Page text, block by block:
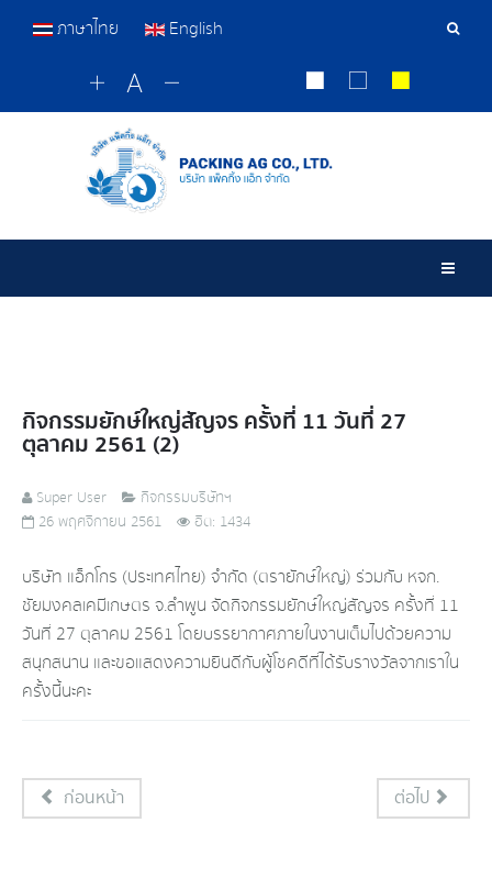
เครื่อ
ภาษาไทย English
กิจกรรมยักษ์ใหญ่สัญจร ครั้งที่ 11 วันที่ 27
ตุลาคม 2561 (2)
Super User
กิจกรรมบริษัทฯ
26 พฤศจิกายน 2561
ฮิต: 1434
บริษัท แอ็กโกร (ประเทศไทย) จำกัด (ตรายักษ์ใหญ่) ร่วมกับ หจก.
ชัยมงคลเคมีเกษตร จ.ลำพูน จัดกิจกรรมยักษ์ใหญ่สัญจร ครั้งที่ 11
วันที่ 27 ตุลาคม 2561 โดยบรรยากาศภายในงานเต็มไปด้วยความ
สนุกสนาน และขอแสดงความยินดีกับผู้โชคดีที่ได้รับรางวัลจากเราใน
ครั้งนี้นะคะ
ก่อนหน้า ต่อไป